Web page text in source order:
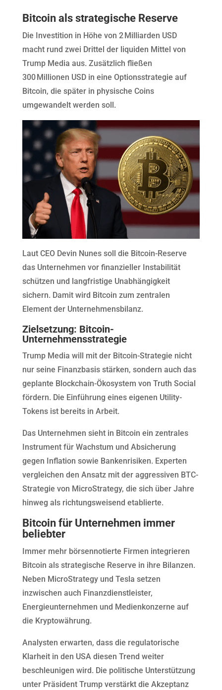
Bitcoin als strategische Reserve
Die Investition in Höhe von 2 Milliarden USD
macht rund zwei Drittel der liquiden Mittel von
Trump Media aus. Zusätzlich fließen
300 Millionen USD in eine Optionsstrategie auf
Bitcoin, die später in physische Coins
umgewandelt werden soll.
Laut CEO Devin Nunes soll die Bitcoin-Reserve
das Unternehmen vor finanzieller Instabilität
schützen und langfristige Unabhängigkeit
sichern. Damit wird Bitcoin zum zentralen
Element der Unternehmensbilanz.
Zielsetzung: Bitcoin-
Unternehmensstrategie
Trump Media will mit der Bitcoin-Strategie nicht
nur seine Finanzbasis stärken, sondern auch das
geplante Blockchain-Ökosystem von Truth Social
fördern. Die Einführung eines eigenen Utility-
Tokens ist bereits in Arbeit.
Das Unternehmen sieht in Bitcoin ein zentrales
Instrument für Wachstum und Absicherung
gegen Inflation sowie Bankenrisiken. Experten
vergleichen den Ansatz mit der aggressiven BTC-
Strategie von MicroStrategy, die sich über Jahre
hinweg als richtungsweisend etablierte.
Bitcoin für Unternehmen immer
beliebter
Immer mehr börsennotierte Firmen integrieren
Bitcoin als strategische Reserve in ihre Bilanzen.
Neben MicroStrategy und Tesla setzen
inzwischen auch Finanzdienstleister,
Energieunternehmen und Medienkonzerne auf
die Kryptowährung.
Analysten erwarten, dass die regulatorische
Klarheit in den USA diesen Trend weiter
beschleunigen wird. Die politische Unterstützung
unter Präsident Trump verstärkt die Akzeptanz